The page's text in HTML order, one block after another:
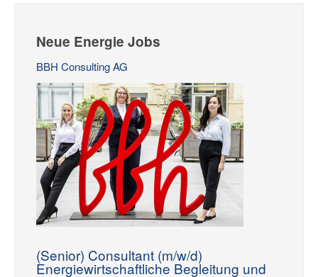
Neue Energie Jobs
BBH Consulting AG
(Senior) Consultant (m/w/d)
Energiewirtschaftliche Begleitung und